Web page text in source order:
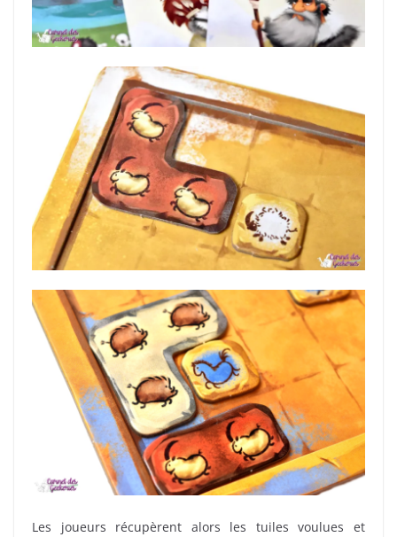
Les joueurs récupèrent alors les tuiles voulues et